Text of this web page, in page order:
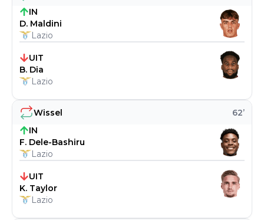
Wissel 62’
IN
F. Dele-Bashiru
Lazio
UIT
K. Taylor
Lazio
IN
D. Maldini
Lazio
UIT
B. Dia
Lazio